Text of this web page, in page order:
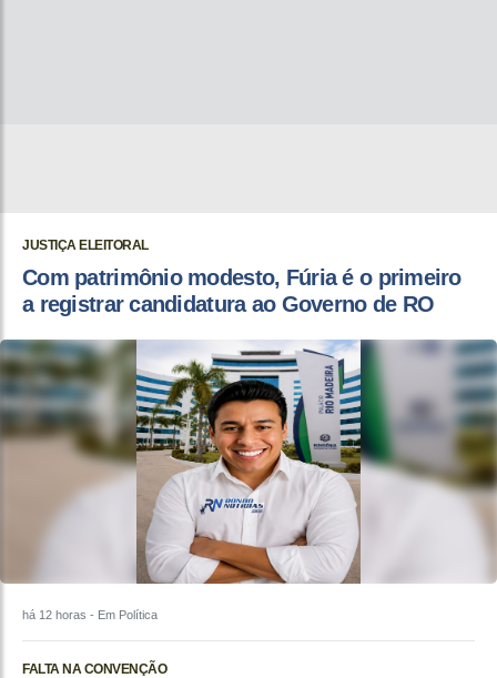
JUSTIÇA ELEITORAL
Com patrimônio modesto, Fúria é o primeiro
a registrar candidatura ao Governo de RO
há 12 horas - Em Política
FALTA NA CONVENÇÃO